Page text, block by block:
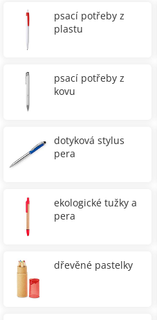
psací potřeby z
plastu
psací potřeby z
kovu
dotyková stylus
pera
ekologické tužky a
pera
dřevěné pastelky